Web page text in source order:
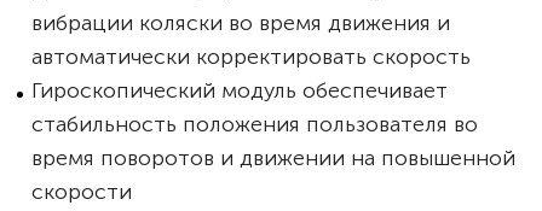
вибрации коляски во время движения и
автоматически корректировать скорость
Гироскопический модуль обеспечивает
стабильность положения пользователя во
время поворотов и движении на повышенной
скорости